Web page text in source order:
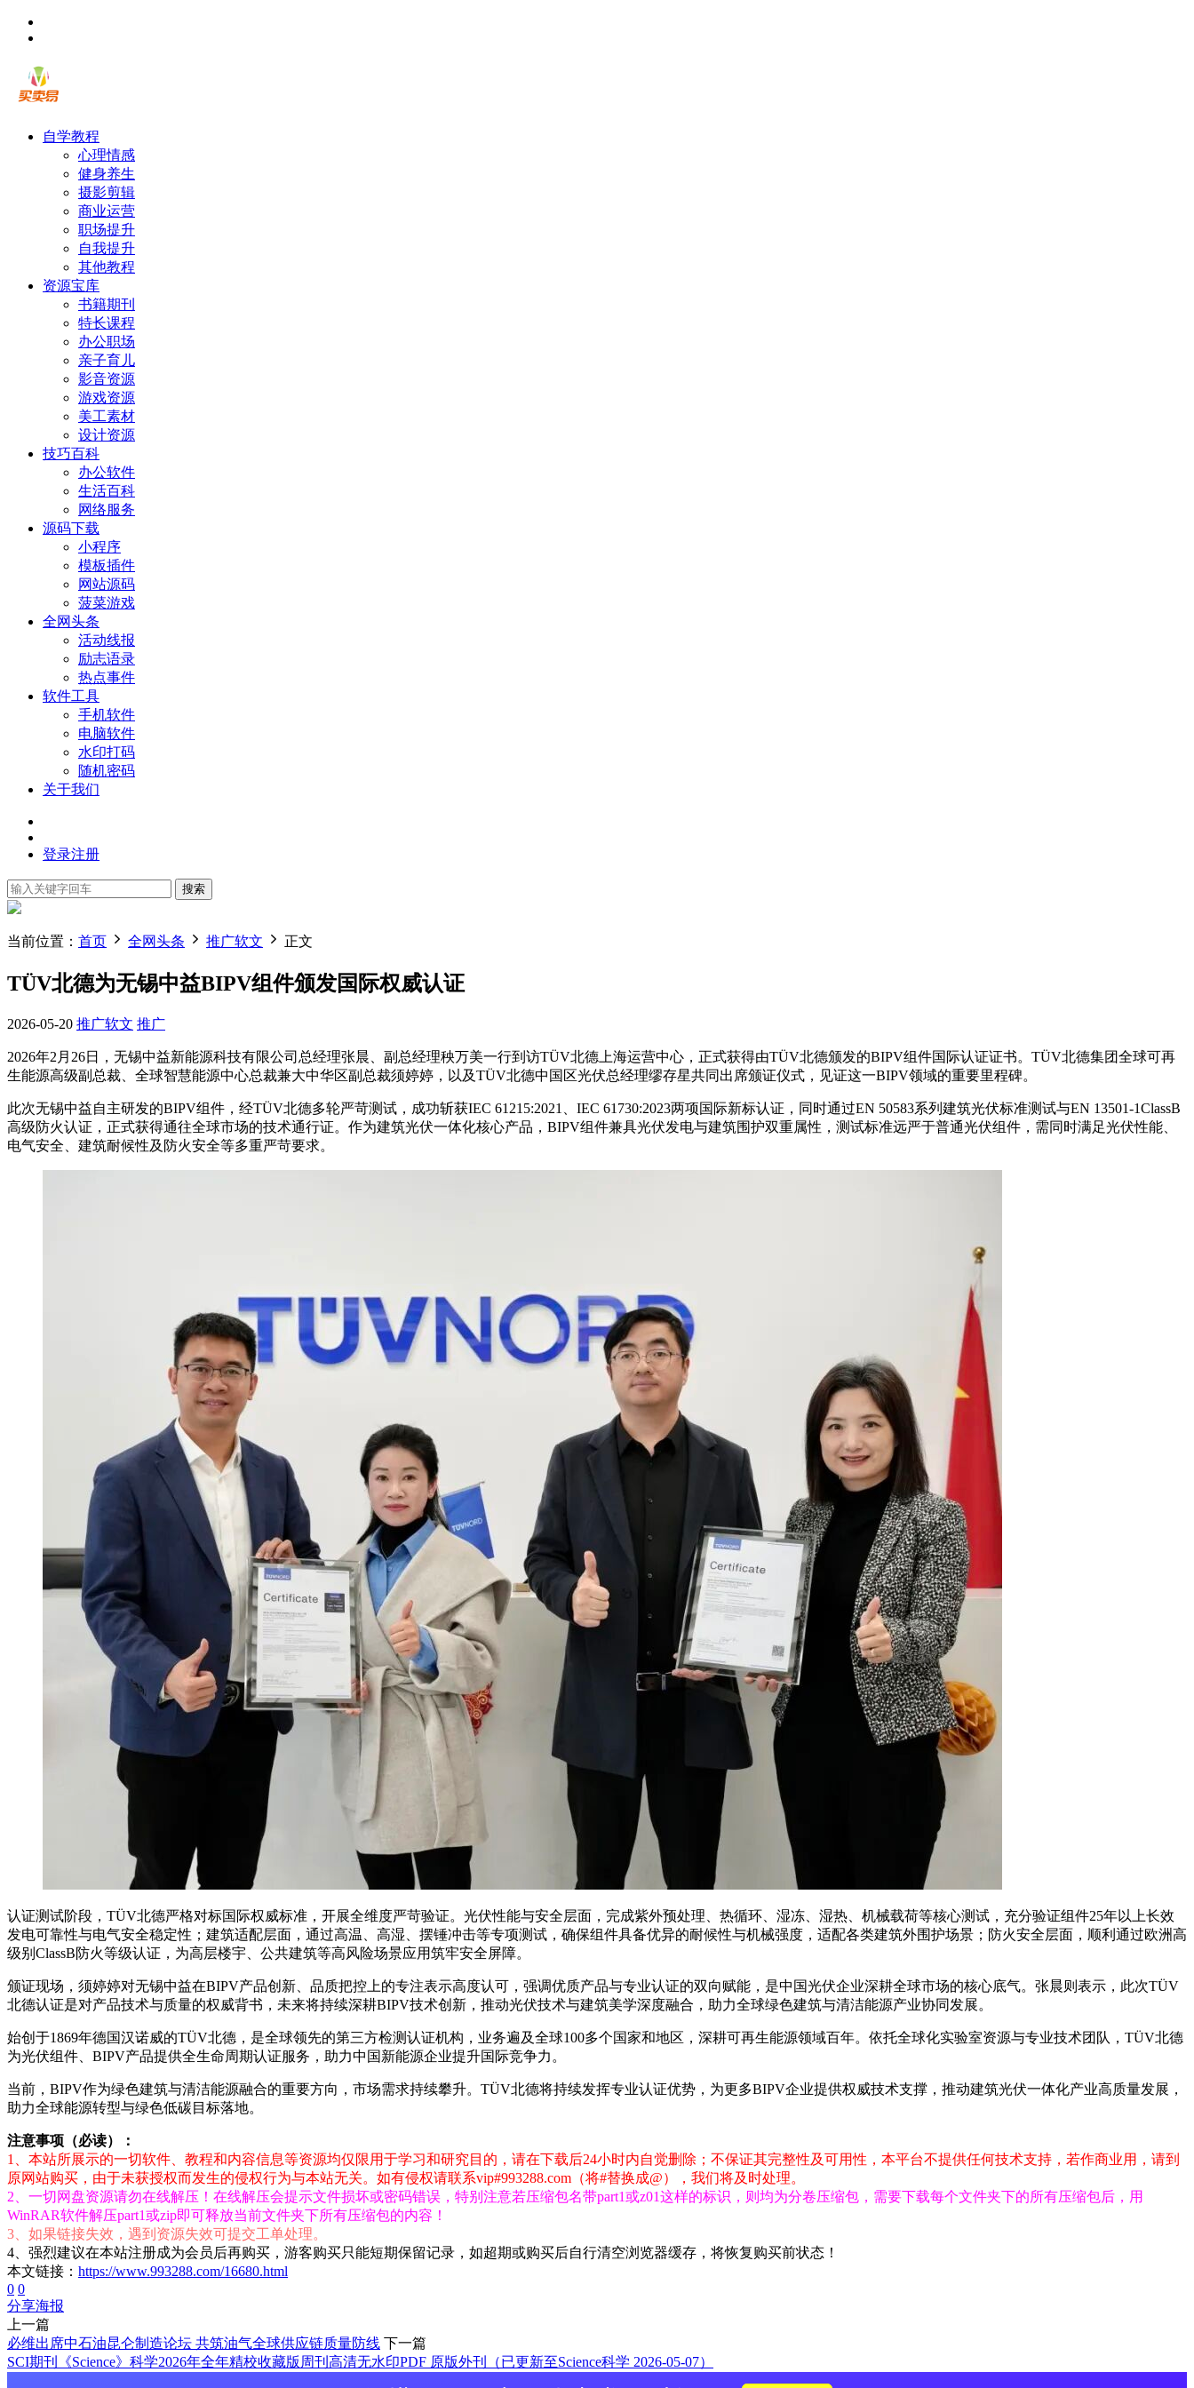
自学教程
心理情感
健身养生
摄影剪辑
商业运营
职场提升
自我提升
其他教程
资源宝库
书籍期刊
特长课程
办公职场
亲子育儿
影音资源
游戏资源
美工素材
设计资源
技巧百科
办公软件
生活百科
网络服务
源码下载
小程序
模板插件
网站源码
菠菜游戏
全网头条
活动线报
励志语录
热点事件
软件工具
手机软件
电脑软件
水印打码
随机密码
关于我们
登录注册
搜索
当前位置： 首页 全网头条 推广软文 正文
TÜV北德为无锡中益BIPV组件颁发国际权威认证
2026-05-20 推广软文 推广
2026年2月26日，无锡中益新能源科技有限公司总经理张晨、副总经理秧万美一行到访TÜV北德上海运营中心，正式获得由TÜV北德颁发的BIPV组件国际认证证书。TÜV北德集团全球可再
生能源高级副总裁、全球智慧能源中心总裁兼大中华区副总裁须婷婷，以及TÜV北德中国区光伏总经理缪存星共同出席颁证仪式，见证这一BIPV领域的重要里程碑。
此次无锡中益自主研发的BIPV组件，经TÜV北德多轮严苛测试，成功斩获IEC 61215:2021、IEC 61730:2023两项国际新标认证，同时通过EN 50583系列建筑光伏标准测试与EN 13501-1ClassB
高级防火认证，正式获得通往全球市场的技术通行证。作为建筑光伏一体化核心产品，BIPV组件兼具光伏发电与建筑围护双重属性，测试标准远严于普通光伏组件，需同时满足光伏性能、
电气安全、建筑耐候性及防火安全等多重严苛要求。
认证测试阶段，TÜV北德严格对标国际权威标准，开展全维度严苛验证。光伏性能与安全层面，完成紫外预处理、热循环、湿冻、湿热、机械载荷等核心测试，充分验证组件25年以上长效
发电可靠性与电气安全稳定性；建筑适配层面，通过高温、高湿、摆锤冲击等专项测试，确保组件具备优异的耐候性与机械强度，适配各类建筑外围护场景；防火安全层面，顺利通过欧洲高
级别ClassB防火等级认证，为高层楼宇、公共建筑等高风险场景应用筑牢安全屏障。
颁证现场，须婷婷对无锡中益在BIPV产品创新、品质把控上的专注表示高度认可，强调优质产品与专业认证的双向赋能，是中国光伏企业深耕全球市场的核心底气。张晨则表示，此次TÜV
北德认证是对产品技术与质量的权威背书，未来将持续深耕BIPV技术创新，推动光伏技术与建筑美学深度融合，助力全球绿色建筑与清洁能源产业协同发展。
始创于1869年德国汉诺威的TÜV北德，是全球领先的第三方检测认证机构，业务遍及全球100多个国家和地区，深耕可再生能源领域百年。依托全球化实验室资源与专业技术团队，TÜV北德
为光伏组件、BIPV产品提供全生命周期认证服务，助力中国新能源企业提升国际竞争力。
当前，BIPV作为绿色建筑与清洁能源融合的重要方向，市场需求持续攀升。TÜV北德将持续发挥专业认证优势，为更多BIPV企业提供权威技术支撑，推动建筑光伏一体化产业高质量发展，
助力全球能源转型与绿色低碳目标落地。
注意事项（必读）：
1、本站所展示的一切软件、教程和内容信息等资源均仅限用于学习和研究目的，请在下载后24小时内自觉删除；不保证其完整性及可用性，本平台不提供任何技术支持，若作商业用，请到
原网站购买，由于未获授权而发生的侵权行为与本站无关。如有侵权请联系vip#993288.com（将#替换成@），我们将及时处理。
2、一切网盘资源请勿在线解压！在线解压会提示文件损坏或密码错误，特别注意若压缩包名带part1或z01这样的标识，则均为分卷压缩包，需要下载每个文件夹下的所有压缩包后，用
WinRAR软件解压part1或zip即可释放当前文件夹下所有压缩包的内容！
3、如果链接失效，遇到资源失效可提交工单处理。
4、强烈建议在本站注册成为会员后再购买，游客购买只能短期保留记录，如超期或购买后自行清空浏览器缓存，将恢复购买前状态！
本文链接： https://www.993288.com/16680.html
0 0
分享海报
上一篇
必维出席中石油昆仑制造论坛 共筑油气全球供应链质量防线 下一篇
SCI期刊《Science》科学2026年全年精校收藏版周刊高清无水印PDF 原版外刊（已更新至Science科学 2026-05-07）